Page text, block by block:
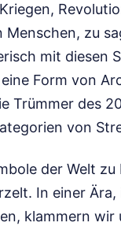
zu
mit diesen
Form von
Trümmer des
von
der Welt
In einer
klammern wir